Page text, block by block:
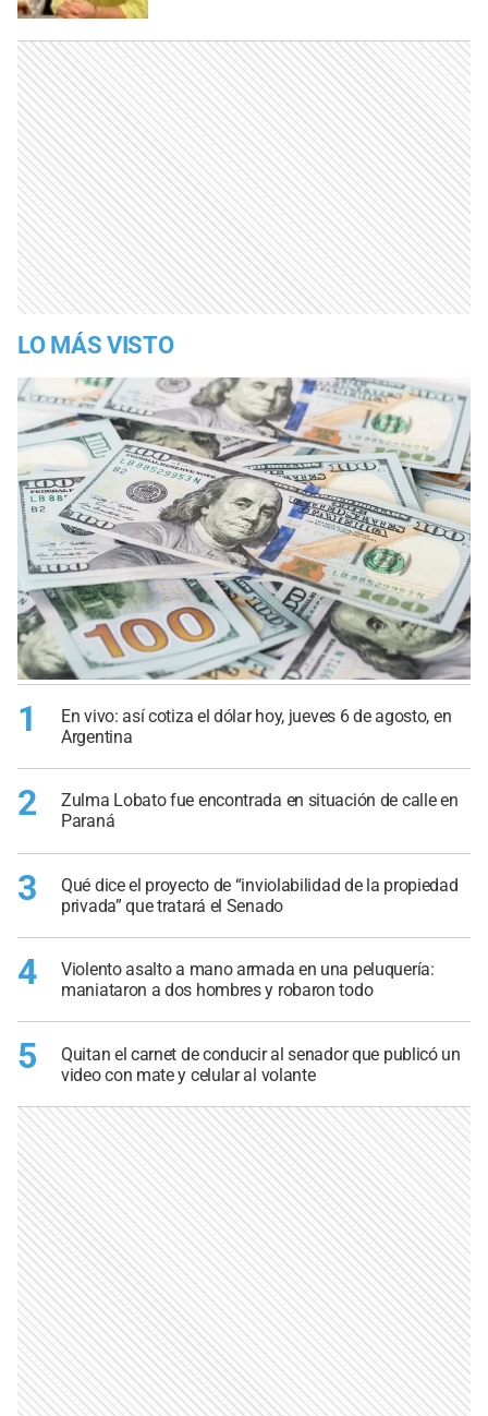
LO MÁS VISTO
1
En vivo: así cotiza el dólar hoy, jueves 6 de agosto, en
Argentina
2
Zulma Lobato fue encontrada en situación de calle en
Paraná
3
Qué dice el proyecto de “inviolabilidad de la propiedad
privada” que tratará el Senado
4
Violento asalto a mano armada en una peluquería:
maniataron a dos hombres y robaron todo
5
Quitan el carnet de conducir al senador que publicó un
video con mate y celular al volante